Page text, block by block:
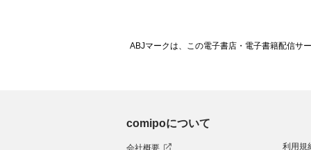
ABJマークは、この電子書店・電子書籍配信サ
comipoについて
会社概要
利用規